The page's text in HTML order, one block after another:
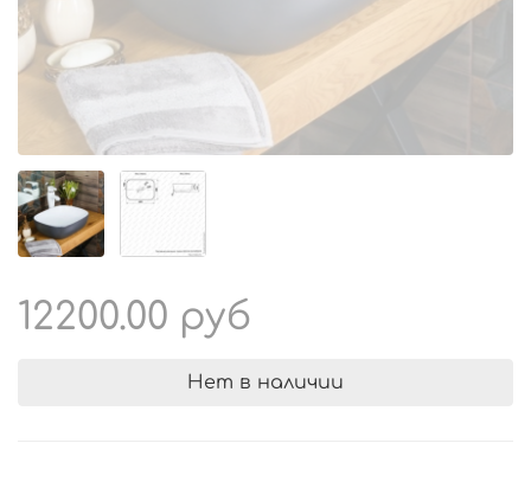
12200.00 руб
Нет в наличии